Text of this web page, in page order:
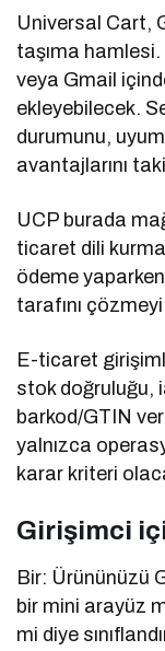
Universal Cart,
taşıma hamlesi.
veya Gmail
ekleyebilecek.
durumunu,
avantajlarını
UCP burada
ticaret dili
ödeme
tarafını
E-ticaret
stok doğruluğu,
barkod/GTIN
yalnızca
karar kriteri
Girişimci
Bir: Ürününüzü
bir mini arayüz
mi diye